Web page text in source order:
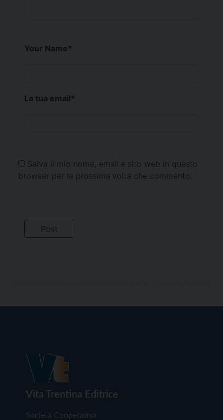
Your Name*
La tua email*
Salva il mio nome, email e sito web in questo
browser per la prossima volta che commento.
Vita Trentina Editrice
Società Cooperativa